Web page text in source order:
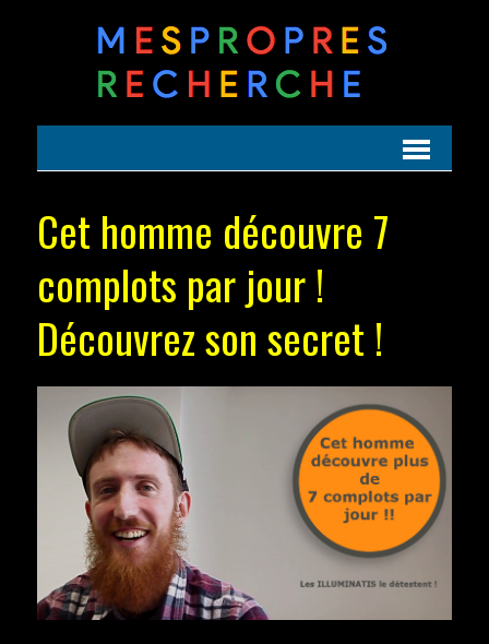
Cet homme découvre 7
complots par jour !
Découvrez son secret !